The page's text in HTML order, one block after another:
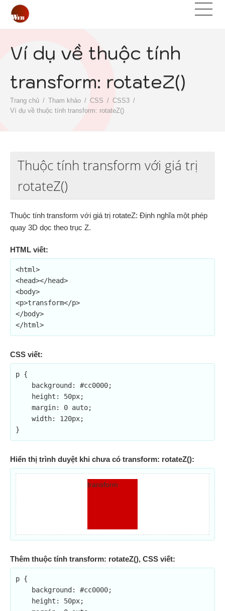
Ví dụ về thuộc tính
transform: rotateZ()
Trang chủ Tham khảo CSS
CSS3
Ví dụ về thuộc tính transform: rotateZ()
Thuộc tính transform với giá trị
rotateZ()
Thuộc tính transform với giá trị rotateZ: Định nghĩa một phép
quay 3D dọc theo trục Z.
HTML viết:
<html>
<head></head>
<body>
<p>transform</p>
</body>
</html>
CSS viết:
p {
}
Hiển thị trình duyệt khi chưa có transform: rotateZ():
transform
Thêm thuộc tính transform: rotateZ(), CSS viết:
p {